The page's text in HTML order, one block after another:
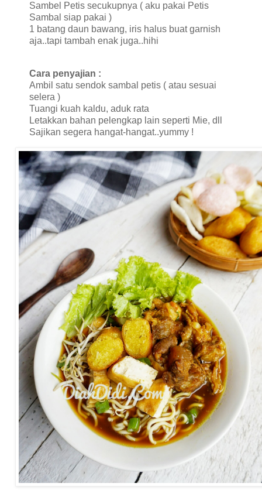
Sambel Petis secukupnya ( aku pakai Petis
Sambal siap pakai )
1 batang daun bawang, iris halus buat garnish
aja..tapi tambah enak juga..hihi
Cara penyajian :
Ambil satu sendok sambal petis ( atau sesuai
selera )
Tuangi kuah kaldu, aduk rata
Letakkan bahan pelengkap lain seperti Mie, dll
Sajikan segera hangat-hangat..yummy !